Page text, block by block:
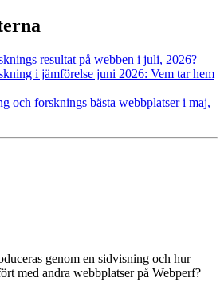
resultat på webben i juli, 2026?
i jämförelse juni 2026: Vem tar hem
och forsknings bästa webbplatser i maj,
genom en sidvisning och hur
med andra webbplatser på Webperf?